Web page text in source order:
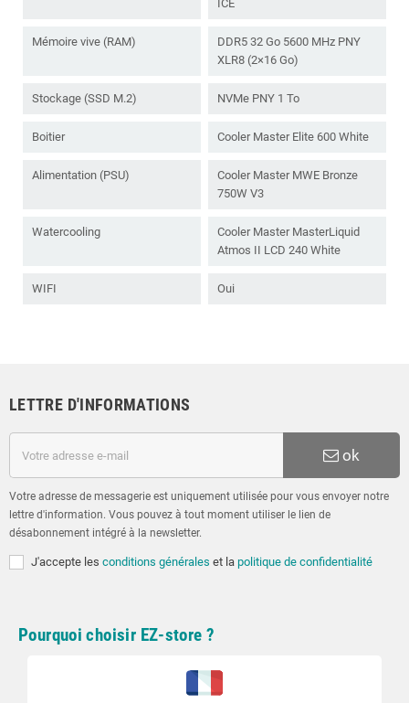
ICE
Mémoire vive (RAM)
DDR5 32 Go 5600 MHz PNY
XLR8 (2×16 Go)
Stockage (SSD M.2) NVMe PNY 1 To
Boitier Cooler Master Elite 600 White
Alimentation (PSU)
Cooler Master MWE Bronze
750W V3
Watercooling
Cooler Master MasterLiquid
Atmos II LCD 240 White
WIFI Oui
LETTRE D'INFORMATIONS
ok
Votre adresse de messagerie est uniquement utilisée pour vous envoyer notre
lettre d'information. Vous pouvez à tout moment utiliser le lien de
désabonnement intégré à la newsletter.
J'accepte les conditions générales et la politique de confidentialité
Pourquoi choisir EZ-store ?